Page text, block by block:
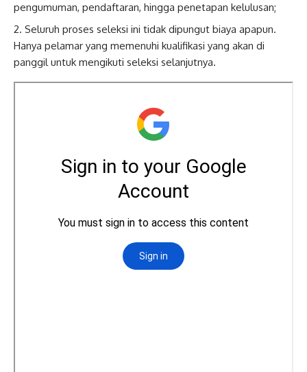
pengumuman, pendaftaran, hingga penetapan kelulusan;
Seluruh proses seleksi ini tidak dipungut biaya apapun.
Hanya pelamar yang memenuhi kualifikasi yang akan di
panggil untuk mengikuti seleksi selanjutnya.